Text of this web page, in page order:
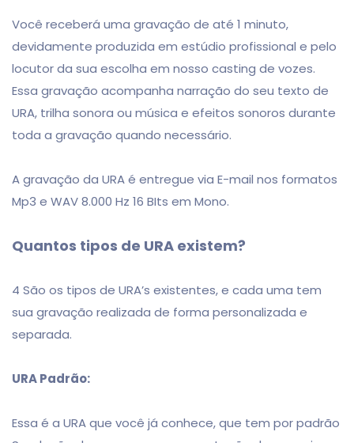
Você receberá uma gravação de até 1 minuto,
devidamente produzida em estúdio profissional e pelo
locutor da sua escolha em nosso casting de vozes.
Essa gravação acompanha narração do seu texto de
URA, trilha sonora ou música e efeitos sonoros durante
toda a gravação quando necessário.
A gravação da URA é entregue via E-mail nos formatos
Mp3 e WAV 8.000 Hz 16 BIts em Mono.
Quantos tipos de URA existem?
4 São os tipos de URA’s existentes, e cada uma tem
sua gravação realizada de forma personalizada e
separada.
URA Padrão:
Essa é a URA que você já conhece, que tem por padrão